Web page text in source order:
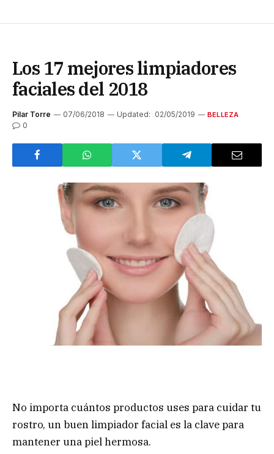
Los 17 mejores limpiadores
faciales del 2018
Pilar Torre 07/06/2018 Updated: 02/05/2019 BELLEZA
0
No importa cuántos productos uses para cuidar tu
rostro, un buen limpiador facial es la clave para
mantener una piel hermosa.